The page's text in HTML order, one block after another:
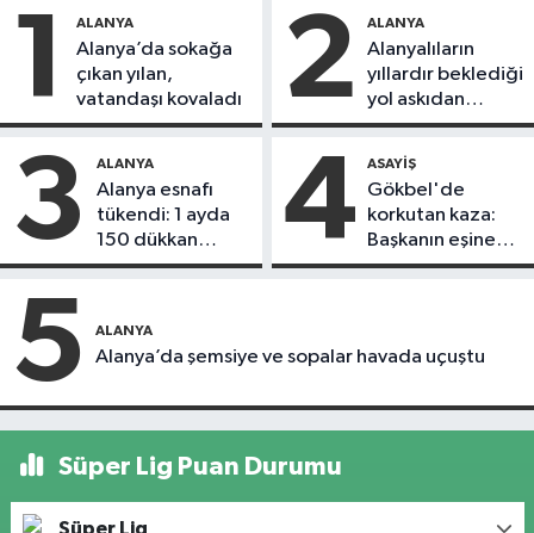
1 ALANYA
Alanya’da sokağa
çıkan yılan,
vatandaşı kovaladı
2 ALANYA
Alanyalıların
yıllardır beklediği
yol askıdan
döndü
3 ALANYA
Alanya esnafı
tükendi: 1 ayda
150 dükkan
kapandı
4 ASAYIŞ
Gökbel'de
korkutan kaza:
Başkanın eşine
motosiklet çarptı
5 ALANYA
Alanya’da şemsiye ve sopalar havada uçuştu
Süper Lig Puan Durumu